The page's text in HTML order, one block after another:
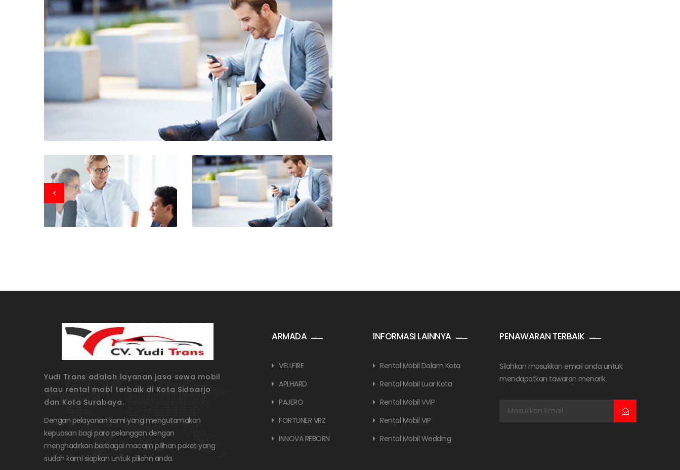
Yudi Trans adalah layanan jasa sewa mobil
atau rental mobl terbaik di Kota Sidoarjo
dan Kota Surabaya.
Dengan pelayanan kami yang mengutamakan
kepuasan bagi para pelanggan dengan
menghadirkan berbagai macam pilihan paket yang
sudah kami siapkan untuk piliahn anda.
ARMADA
VELLFIRE
APLHARD
PAJERO
FORTUNER VRZ
INNOVA REBORN
INFORMASI LAINNYA
Rental Mobil Dalam Kota
Rental Mobil Luar Kota
Rental Mobil VVIP
Rental Mobil VIP
Rental Mobil Wedding
PENAWARAN TERBAIK
Silahkan masukkan email anda untuk
mendapatkan tawaran menarik.